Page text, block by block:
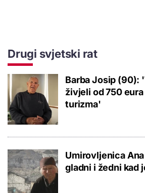
Drugi svjetski rat
Barba Josip (90):
živjeli od 750
turizma'
Umirovljenica
gladni i žedni kad